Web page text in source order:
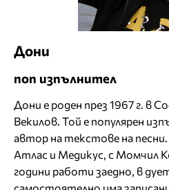
Дони
поп изпълнител
Дони е роден през 1967 г. в
Векилов. Той е популярен
автор на текстове на
Атлас и Медикус, с Момчил
години работи заедно, в